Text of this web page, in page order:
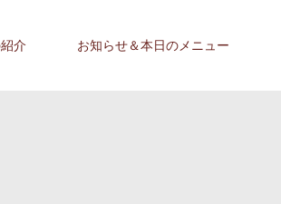
介 お知らせ＆本日のメニュー